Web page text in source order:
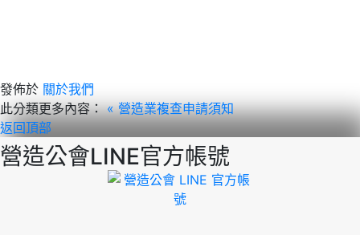
發佈於 關於我們
此分類更多內容： « 營造業複查申請須知
返回頂部
營造公會LINE官方帳號